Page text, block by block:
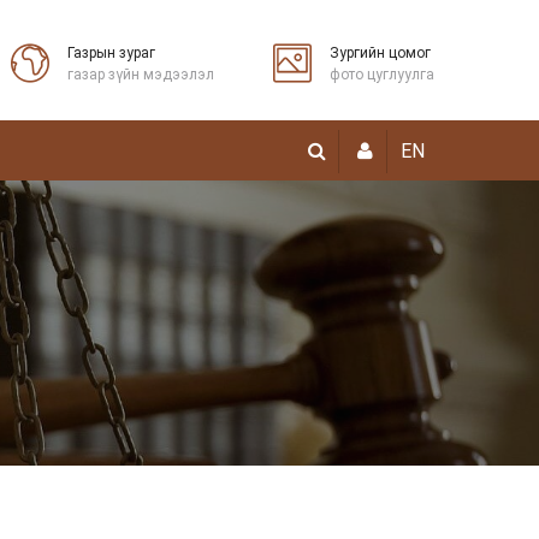
Газрын зураг
газар зүйн мэдээлэл
Зургийн цомог
фото цуглуулга
EN